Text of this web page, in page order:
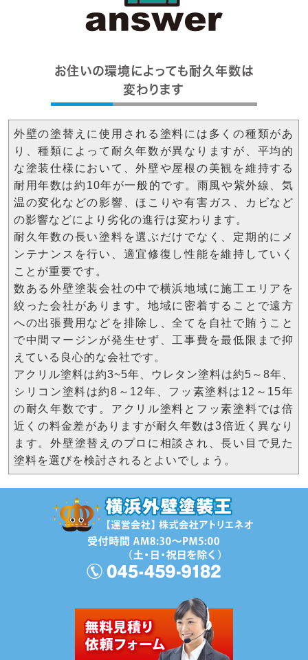
お住いの環境によっても耐久年数は
変わります
外壁の塗替えに使用される塗料には多くの種類があ
り、種類によって耐久年数が異なりますが、平均的
な塗装仕様において、外壁や屋根の美観を維持する
耐用年数は約10年が一般的です。雨風や紫外線、気
温の変化などの影響、ほこりや有害ガス、カビなど
の影響などにより劣化の進行は変わります。
耐久年数の長い塗料を選ぶだけでなく、定期的にメ
ンテナンスを行い、適宜修復し性能を維持していく
ことが重要です。
数ある外壁塗装会社の中で横浜地域に施工エリアを
絞った会社があります。地域に密着することで遠方
への出張費用などを排除し、全てを自社で賄うこと
で中間マージンが発生せず、工事費を最低限まで抑
えている良心的な会社です。
アクリル塗料は約3~5年、ウレタン塗料は約5～8年、
シリコン塗料は約8～12年、フッ素塗料は12～15年
の耐久年数です。アクリル塗料とフッ素塗料では倍
近くの料金差がありますが耐久年数は3倍近く異なり
ます。外壁塗替えのプロに相談され、長い目で見た
塗料を選びを検討されるとよいでしょう。